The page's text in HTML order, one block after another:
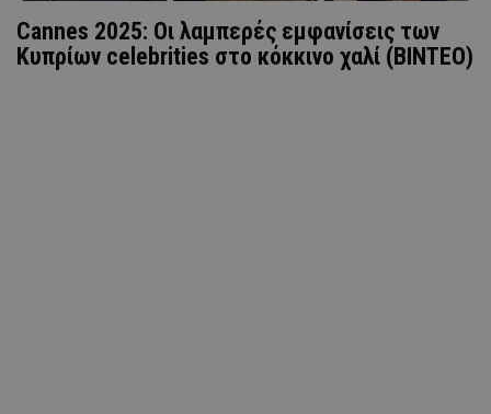
Cannes 2025: Οι λαμπερές εμφανίσεις των
Κυπρίων celebrities στο κόκκινο χαλί (ΒΙΝΤΕΟ)